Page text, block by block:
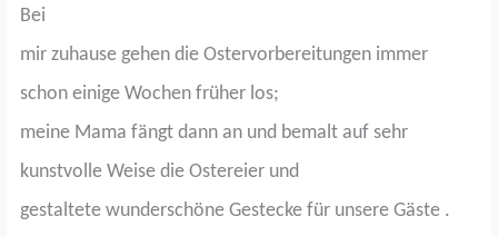
Bei
mir zuhause gehen die Ostervorbereitungen immer
schon einige Wochen früher los;
meine Mama fängt dann an und bemalt auf sehr
kunstvolle Weise die Ostereier und
gestaltete wunderschöne Gestecke für unsere Gäste .